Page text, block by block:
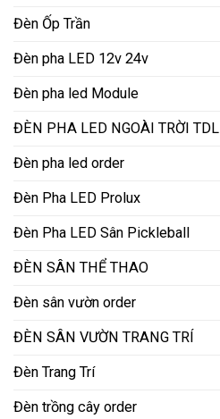
Đèn Ốp Trần
Đèn pha LED 12v 24v
Đèn pha led Module
ĐÈN PHA LED NGOÀI TRỜI TDL
Đèn pha led order
Đèn Pha LED Prolux
Đèn Pha LED Sân Pickleball
ĐÈN SÂN THỂ THAO
Đèn sân vườn order
ĐÈN SÂN VƯỜN TRANG TRÍ
Đèn Trang Trí
Đèn trồng cây order